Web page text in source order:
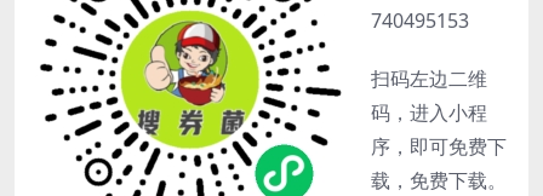
740495153
扫码左边二维
码，进入小程
序，即可免费下
载，免费下载。